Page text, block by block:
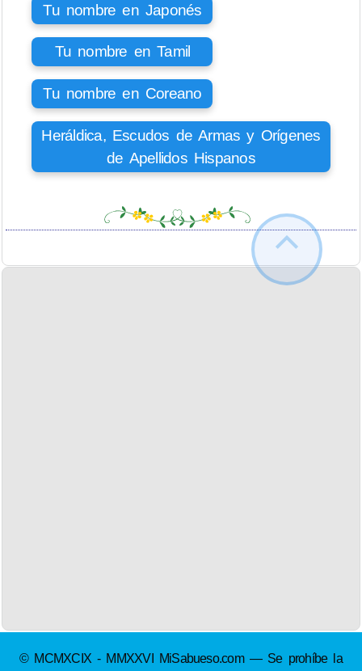
Tu nombre en Japonés
Tu nombre en Tamil
Tu nombre en Coreano
Heráldica, Escudos de Armas y Orígenes
de Apellidos Hispanos
© MCMXCIX - MMXXVI MiSabueso.com — Se prohíbe la